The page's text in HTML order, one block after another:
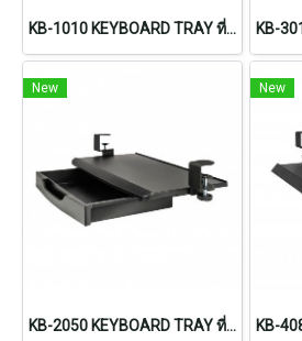
KB-1010 KEYBOARD TRAY ที่วางคีย์บอร์ดแบบหนีบโต๊ะ ขนาดใหญ่
New
KB-2050 KEYBOARD TRAY ที่วางคีย์บอร์ดแบบมีลิ้นชัก
New